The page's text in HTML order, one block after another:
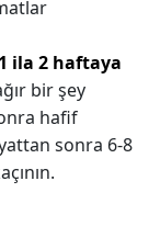
ila 2 haftaya
bir şey
hafif
sonra 6-8